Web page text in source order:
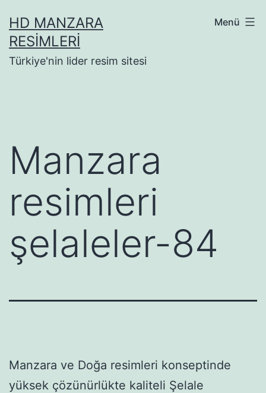
geçHD MANZARA
RESIMLERI
Türkiye'nin lider resim sitesi
Menü
Manzara
resimleri
şelaleler-84
Manzara ve Doğa resimleri konseptinde
yüksek çözünürlükte kaliteli Şelale